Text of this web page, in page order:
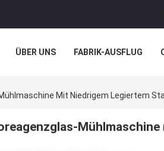
ÜBER UNS FABRIK-AUSFLUG
Mit Niedrigem Legiertem